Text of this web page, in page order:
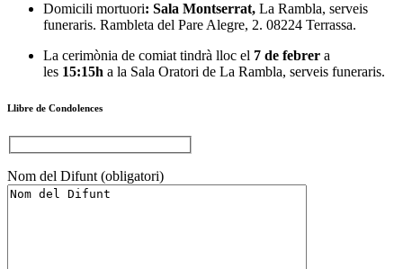
Domicili mortuori: Sala Montserrat, La Rambla, serveis
funeraris. Rambleta del Pare Alegre, 2. 08224 Terrassa.
La cerimònia de comiat tindrà lloc el 7 de febrer a
les 15:15h a la Sala Oratori de La Rambla, serveis funeraris.
Llibre de Condolences
Nom del Difunt (obligatori)